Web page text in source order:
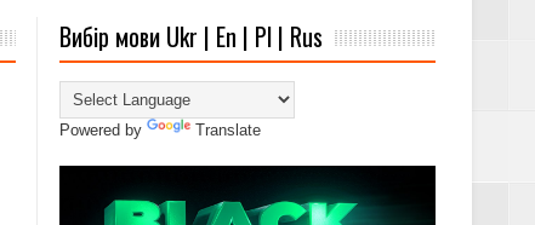
Вибір мови Ukr | En | Pl | Rus
Powered by Translate